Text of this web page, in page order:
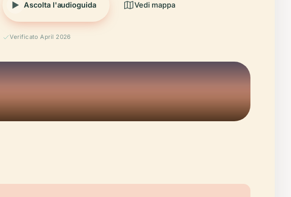
Ascolta l'audioguida Vedi mappa
Verificato April 2026